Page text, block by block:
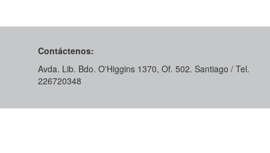
Contáctenos:
Avda. Lib. Bdo. O'Higgins 1370, Of. 502. Santiago / Tel.
226720348